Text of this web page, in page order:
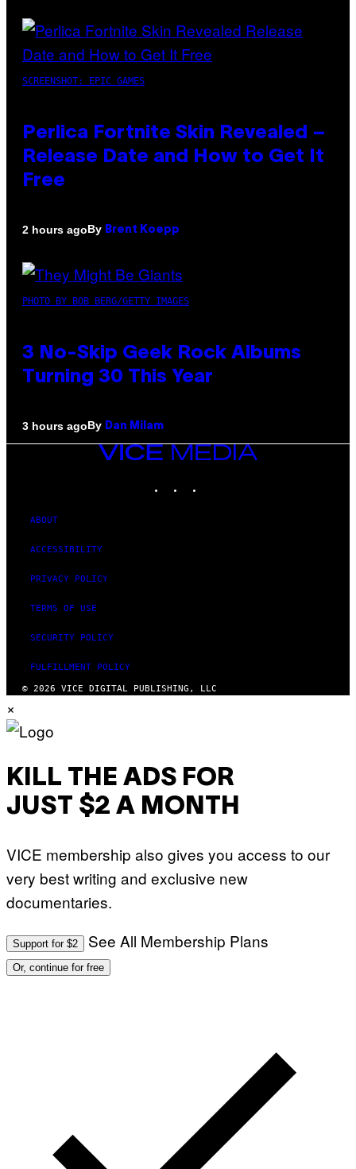
SCREENSHOT: EPIC GAMES
Perlica Fortnite Skin Revealed –
Release Date and How to Get It
Free
2 hours agoBy Brent Koepp
PHOTO BY BOB BERG/GETTY IMAGES
3 No-Skip Geek Rock Albums
Turning 30 This Year
3 hours agoBy Dan Milam
VICE
ABOUT
ACCESSIBILITY
PRIVACY POLICY
TERMS OF USE
SECURITY POLICY
FULFILLMENT POLICY
© 2026 VICE DIGITAL PUBLISHING, LLC
×
KILL THE ADS FOR
JUST $2 A MONTH
VICE membership also gives you access to our
very best writing and exclusive new
documentaries.
Support for $2 See All Membership Plans
Or, continue for free